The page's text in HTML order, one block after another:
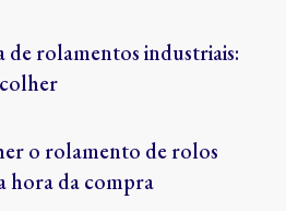
rolamentos industriais:
o rolamento de rolos
hora da compra